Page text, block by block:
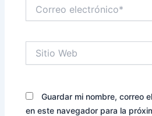
electrónico*
Web
Guardar mi nombre, correo
en este navegador para la